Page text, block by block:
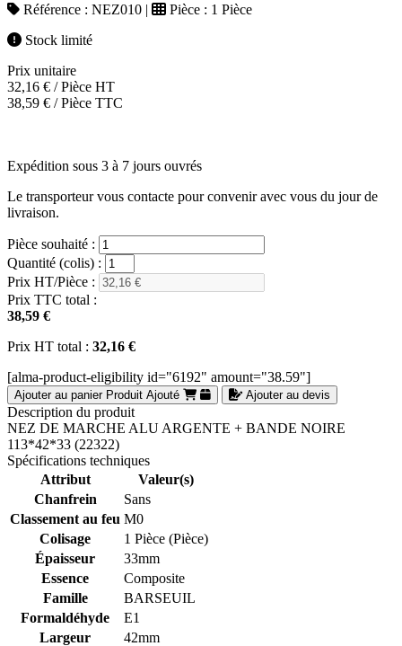
Référence : NEZ010 | Pièce : 1 Pièce
Stock limité
Prix unitaire
32,16 € / Pièce HT
38,59 € / Pièce TTC
Expédition sous 3 à 7 jours ouvrés
Le transporteur vous contacte pour convenir avec vous du jour de
livraison.
Pièce souhaité :
Quantité (colis) :
Prix HT/Pièce :
Prix TTC total :
38,59 €
Prix HT total : 32,16 €
[alma-product-eligibility id="6192" amount="38.59"]
Ajouter au panier Produit Ajouté Ajouter au devis
Description du produit
NEZ DE MARCHE ALU ARGENTE + BANDE NOIRE
113*42*33 (22322)
Spécifications techniques
Attribut
Valeur(s)
Chanfrein
Sans
Classement au feu M0
Colisage
1 Pièce (Pièce)
Épaisseur
33mm
Essence
Composite
Famille
BARSEUIL
Formaldéhyde
E1
Largeur
42mm